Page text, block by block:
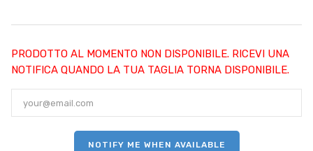
PRODOTTO AL MOMENTO NON DISPONIBILE. RICEVI UNA
NOTIFICA QUANDO LA TUA TAGLIA TORNA DISPONIBILE.
NOTIFY ME WHEN AVAILABLE